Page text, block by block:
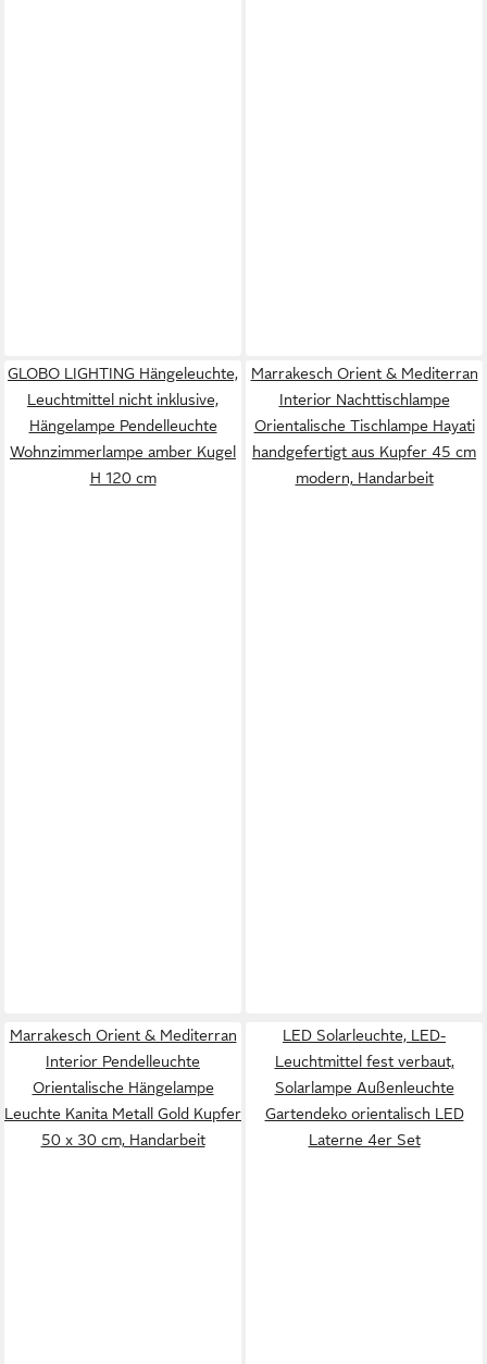
GLOBO LIGHTING Hängeleuchte,
Leuchtmittel nicht inklusive,
Hängelampe Pendelleuchte
Wohnzimmerlampe amber Kugel
H 120 cm
Marrakesch Orient & Mediterran
Interior Nachttischlampe
Orientalische Tischlampe Hayati
handgefertigt aus Kupfer 45 cm
modern, Handarbeit
Marrakesch Orient & Mediterran
Interior Pendelleuchte
Orientalische Hängelampe
Leuchte Kanita Metall Gold Kupfer
50 x 30 cm, Handarbeit
LED Solarleuchte, LED-
Leuchtmittel fest verbaut,
Solarlampe Außenleuchte
Gartendeko orientalisch LED
Laterne 4er Set